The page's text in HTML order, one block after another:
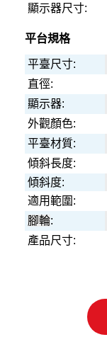
顯示器尺寸:
平台規格
平臺尺寸:
直徑:
顯示器:
外觀顏色:
平臺材質:
傾斜長度:
傾斜度:
適用範圍 :
腳輪:
產品尺寸: